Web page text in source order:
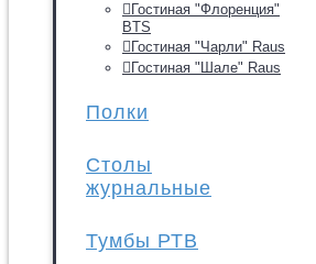
Гостиная "Флоренция"
BTS
Гостиная "Чарли" Raus
Гостиная "Шале" Raus
Полки
Столы
журнальные
Тумбы РТВ